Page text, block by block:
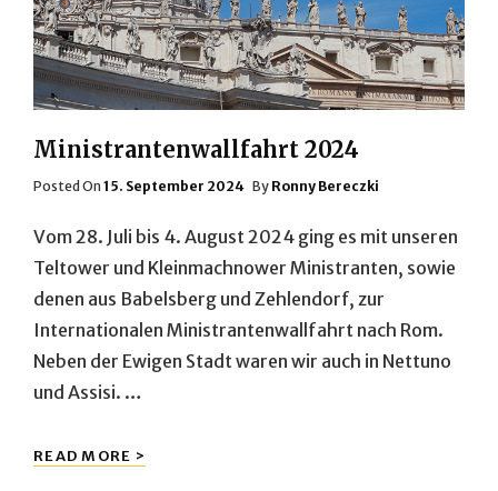
Ministrantenwallfahrt 2024
Posted On Posted
15. September 2024 By Ronny Bereczki
Vom 28. Juli bis 4. August 2024 ging es mit unseren
Teltower und Kleinmachnower Ministranten, sowie
denen aus Babelsberg und Zehlendorf, zur
Internationalen Ministrantenwallfahrt nach Rom.
Neben der Ewigen Stadt waren wir auch in Nettuno
und Assisi. …
READ MORE >
2024